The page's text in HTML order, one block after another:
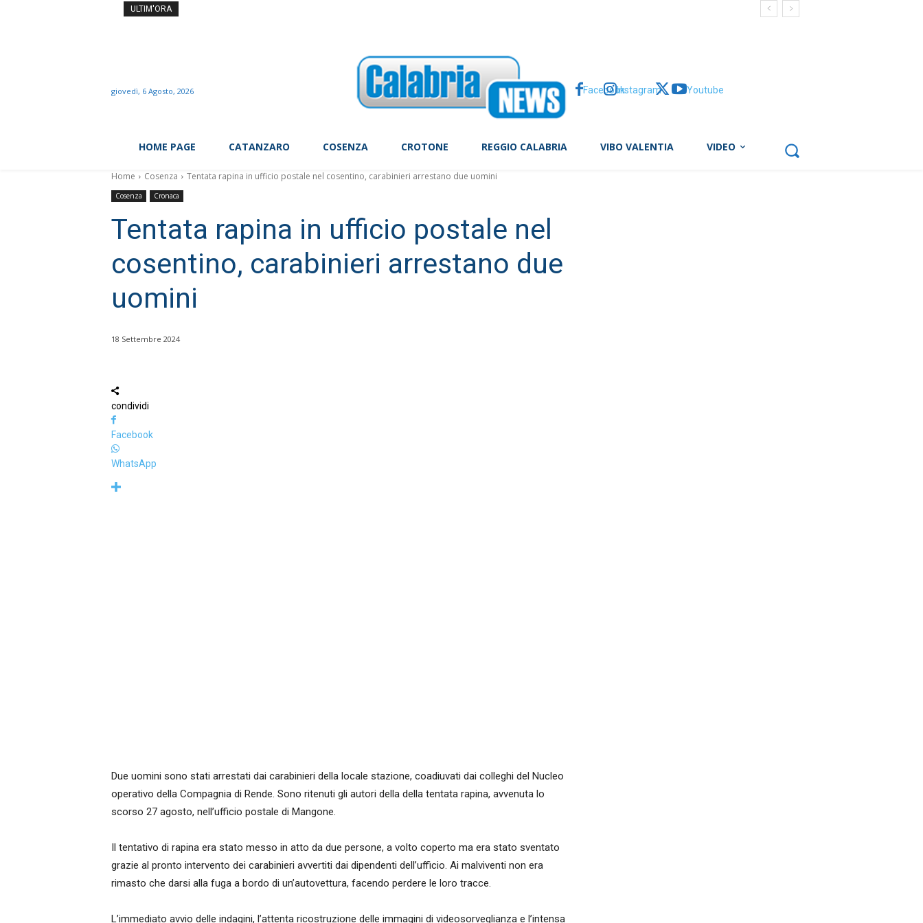
ULTIM'ORA
giovedì, 6 Agosto, 2026 FacebookInstagram X Youtube
HOME PAGE CATANZARO COSENZA CROTONE REGGIO CALABRIA VIBO VALENTIA VIDEO
Home Cosenza Tentata rapina in ufficio postale nel cosentino, carabinieri arrestano due uomini
Cosenza Cronaca
Tentata rapina in ufficio postale nel
cosentino, carabinieri arrestano due
uomini
18 Settembre 2024
condividi
Facebook
WhatsApp
Due uomini sono stati arrestati dai carabinieri della locale stazione, coadiuvati dai colleghi del Nucleo
operativo della Compagnia di Rende. Sono ritenuti gli autori della della tentata rapina, avvenuta lo
scorso 27 agosto, nell’ufficio postale di Mangone.
Il tentativo di rapina era stato messo in atto da due persone, a volto coperto ma era stato sventato
grazie al pronto intervento dei carabinieri avvertiti dai dipendenti dell’ufficio. Ai malviventi non era
rimasto che darsi alla fuga a bordo di un’autovettura, facendo perdere le loro tracce.
L’immediato avvio delle indagini, l’attenta ricostruzione delle immagini di videosorveglianza e l’intensa